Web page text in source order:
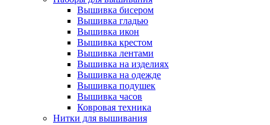
Вышивка бисером
Вышивка гладью
Вышивка икон
Вышивка крестом
Вышивка лентами
Вышивка на изделиях
Вышивка на одежде
Вышивка подушек
Вышивка часов
Ковровая техника
Нитки для вышивания